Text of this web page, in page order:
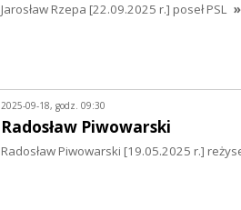
Jarosław Rzepa [22.09.2025 r.] poseł PSL
2025-09-18, godz. 09:30
Radosław Piwowarski
Radosław Piwowarski [19.05.2025 r.]